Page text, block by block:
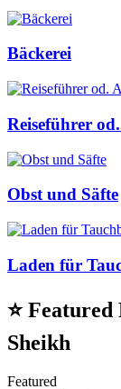
Bäckerei
Reiseführer
Obst und Säfte
Laden für
⭐Featured
Sheikh
Featured